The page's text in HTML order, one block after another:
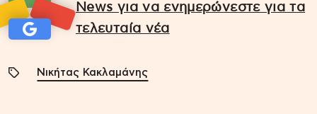
News για να ενημερώνεστε για τα
τελευταία νέα
Νικήτας Κακλαμάνης